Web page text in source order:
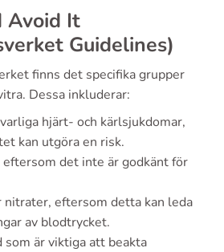
Avoid It
Guidelines)
finns det specifika grupper
Dessa inkluderar:
hjärt- och kärlsjukdomar,
kan utgöra en risk.
eftersom det inte är godkänt för
nitrater, eftersom detta kan leda
av blodtrycket.
är viktiga att beakta